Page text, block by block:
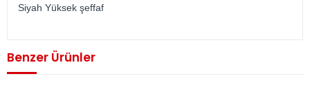
Siyah Yüksek şeffaf
Benzer Ürünler